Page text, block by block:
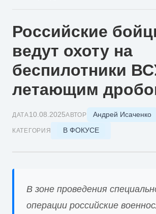
Российские
ведут охоту на
беспилотники
летающим
ДАТА10.08.2025АВТОР Андрей Исаченко
КАТЕГОРИЯ В ФОКУСЕ
В зоне проведения
операции российские